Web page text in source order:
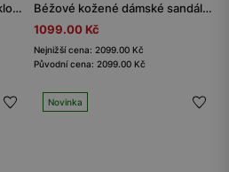
Černé dámské sandály s lesklou texturou
Béžové kožené dámské sandály s křížícími se pásky
1099.00 Kč
Nejnižší cena: 2099.00 Kč
Původní cena: 2099.00 Kč
Novinka